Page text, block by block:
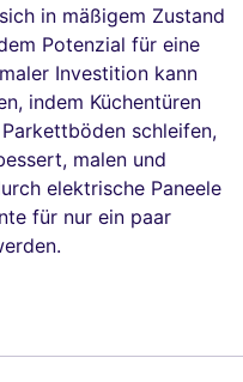
in mäßigem Zustand
Potenzial für eine
Investition kann
indem Küchentüren
schleifen,
malen und
elektrische Paneele
für nur ein paar